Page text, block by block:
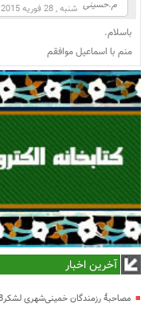
م.حسینی شنبه , 28 فوریه 2015 - 8:11
باسلام.
منم با اسماعیل موافقم
آخرین اخبار
مصاحبۀ رزمندگان خمینی‌شهری لشکر8 در سال63+فیلم